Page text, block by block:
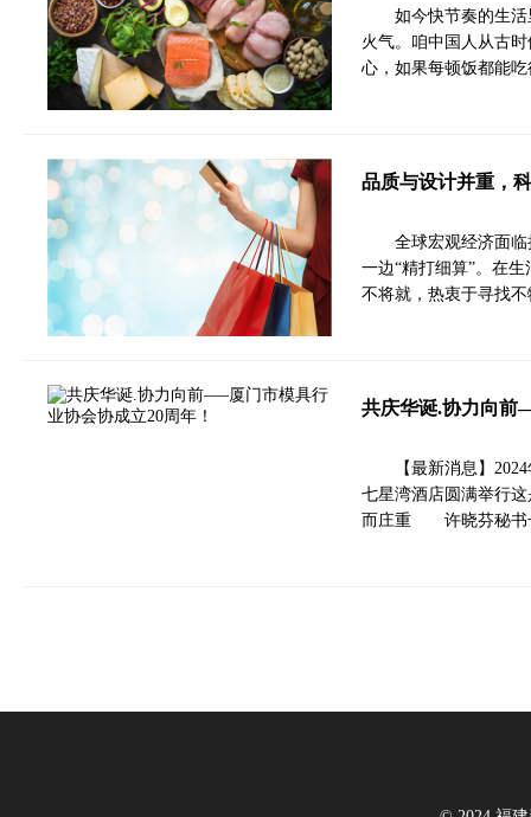
如今快节奏的生
火气。咱中国人从古
心，如果每顿饭都能
品质与设计并重，
全球宏观经济面
一边“精打细算”。在
不将就，热衷于寻
共庆华诞.协力向前
【最新消息】
七星湾酒店圆满举行
而庄重 许晓芬秘书